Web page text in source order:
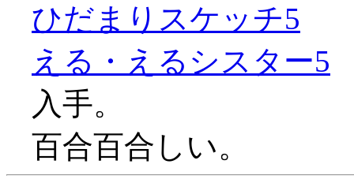
ひだまりスケッチ5
える・えるシスター5
入手。
百合百合しい。